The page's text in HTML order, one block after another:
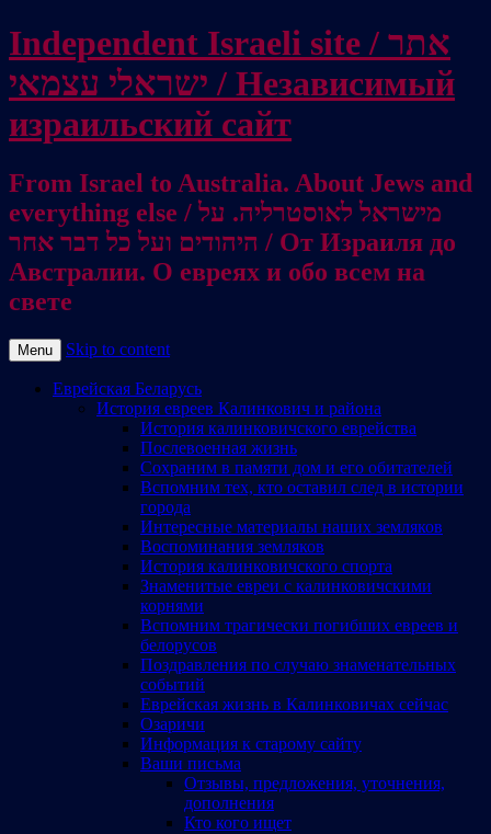
Independent Israeli site / אתר
ישראלי עצמאי / Независимый
израильский сайт
From Israel to Australia. About Jews and
everything else / מישראל לאוסטרליה. על
היהודים ועל כל דבר אחר / От Израиля до
Австралии. О евреях и обо всем на
свете
Menu Skip to content
Еврейская Беларусь
История евреев Калинкович и района
История калинковичского еврейства
Послевоенная жизнь
Сохраним в памяти дом и его обитателей
Вспомним тех, кто оставил след в истории
города
Интересные материалы наших земляков
Воспоминания земляков
История калинковичского спорта
Знаменитые евреи с калинковичскими
корнями
Вспомним трагически погибших евреев и
белорусов
Поздравления по случаю знаменательных
событий
Еврейская жизнь в Калинковичах сейчас
Озаричи
Информация к старому сайту
Ваши письма
Отзывы, предложения, уточнения,
дополнения
Кто кого ищет